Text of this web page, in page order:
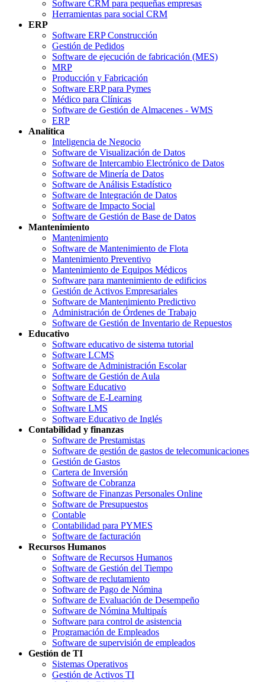
Software CRM para pequeñas empresas
Herramientas para social CRM
ERP
Software ERP Construcción
Gestión de Pedidos
Software de ejecución de fabricación (MES)
MRP
Producción y Fabricación
Software ERP para Pymes
Médico para Clínicas
Software de Gestión de Almacenes - WMS
ERP
Analítica
Inteligencia de Negocio
Software de Visualización de Datos
Software de Intercambio Electrónico de Datos
Software de Minería de Datos
Software de Análisis Estadístico
Software de Integración de Datos
Software de Impacto Social
Software de Gestión de Base de Datos
Mantenimiento
Mantenimiento
Software de Mantenimiento de Flota
Mantenimiento Preventivo
Mantenimiento de Equipos Médicos
Software para mantenimiento de edificios
Gestión de Activos Empresariales
Software de Mantenimiento Predictivo
Administración de Órdenes de Trabajo
Software de Gestión de Inventario de Repuestos
Educativo
Software educativo de sistema tutorial
Software LCMS
Software de Administración Escolar
Software de Gestión de Aula
Software Educativo
Software de E-Learning
Software LMS
Software Educativo de Inglés
Contabilidad y finanzas
Software de Prestamistas
Software de gestión de gastos de telecomunicaciones
Gestión de Gastos
Cartera de Inversión
Software de Cobranza
Software de Finanzas Personales Online
Software de Presupuestos
Contable
Contabilidad para PYMES
Software de facturación
Recursos Humanos
Software de Recursos Humanos
Software de Gestión del Tiempo
Software de reclutamiento
Software de Pago de Nómina
Software de Evaluación de Desempeño
Software de Nómina Multipaís
Software para control de asistencia
Programación de Empleados
Software de supervisión de empleados
Gestión de TI
Sistemas Operativos
Gestión de Activos TI